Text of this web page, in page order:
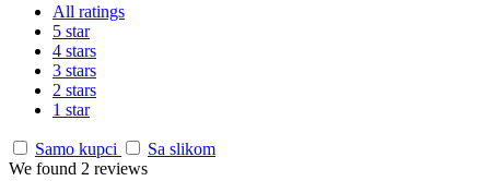
All ratings
5 star
4 stars
3 stars
2 stars
1 star
Samo kupci
Sa slikom
We found 2 reviews